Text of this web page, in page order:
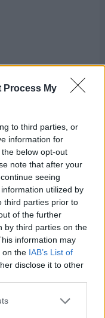
Process My
to third parties, or
information for
below opt-out
note that after your
seeing
utilized by
third parties prior to
of the further
by third parties on the
information may
on the IAB’s List of
disclose it to other